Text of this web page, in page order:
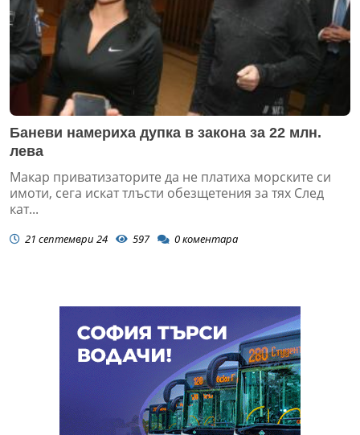
Баневи намериха дупка в закона за 22 млн.
лева
Макар приватизаторите да не платиха морските си
имоти, сега искат тлъсти обезщетения за тях След
кат...
21 септември 24 597 0коментара